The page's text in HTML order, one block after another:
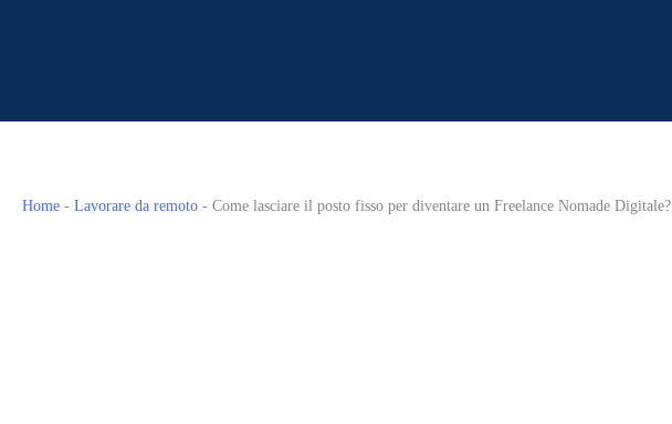
Home - Lavorare da remoto - Come lasciare il posto fisso per diventare un Freelance Nomade Digitale?